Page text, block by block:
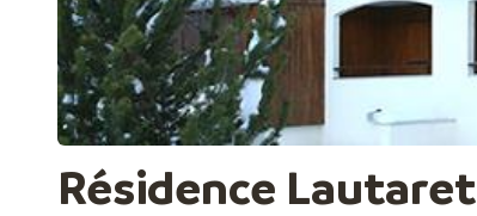
Résidence Lautaret